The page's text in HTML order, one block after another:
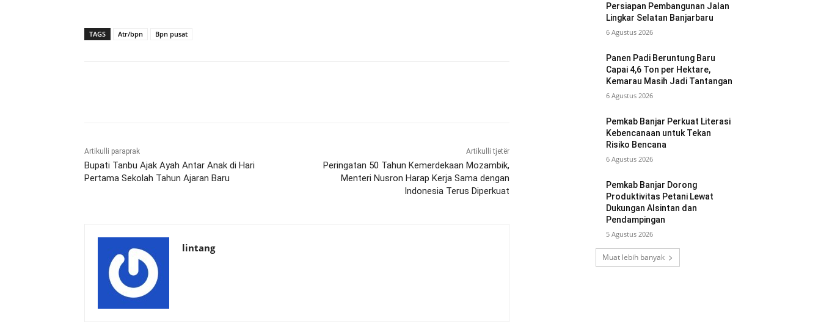
TAGS Atr/bpn Bpn pusat
Artikulli paraprak
Bupati Tanbu Ajak Ayah Antar Anak di Hari
Pertama Sekolah Tahun Ajaran Baru
Artikulli tjetër
Peringatan 50 Tahun Kemerdekaan Mozambik,
Menteri Nusron Harap Kerja Sama dengan
Indonesia Terus Diperkuat
lintang
Persiapan Pembangunan Jalan
Lingkar Selatan Banjarbaru
6 Agustus 2026
Panen Padi Beruntung Baru
Capai 4,6 Ton per Hektare,
Kemarau Masih Jadi Tantangan
6 Agustus 2026
Pemkab Banjar Perkuat Literasi
Kebencanaan untuk Tekan
Risiko Bencana
6 Agustus 2026
Pemkab Banjar Dorong
Produktivitas Petani Lewat
Dukungan Alsintan dan
Pendampingan
5 Agustus 2026
Muat lebih banyak